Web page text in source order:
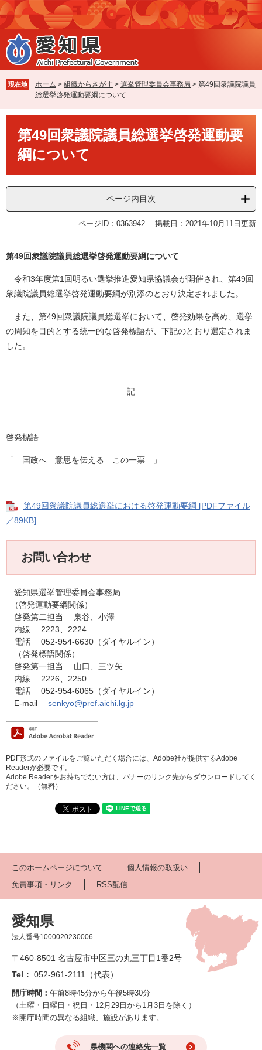
ペ
ー
ジ
の
先
で
す
メ
ニ
ュ
ー
を
ば
し
本
現在地 ホーム > 組織からさがす > 選挙管理委員会事務局 > 第49回衆議院議員
総選挙啓発運動要綱について
第49回衆議院議員総選挙啓発運動要
綱について
ページ内目次
ページID：0363942 掲載日：2021年10月11日更新
第49回衆議院議員総選挙啓発運動要綱について
令和3年度第1回明るい選挙推進愛知県協議会が開催され、第49回
衆議院議員総選挙啓発運動要綱が別添のとおり決定されました。
また、第49回衆議院議員総選挙において、啓発効果を高め、選挙
の周知を目的とする統一的な啓発標語が、下記のとおり選定されま
した。
記
啓発標語
「 国政へ 意思を伝える この一票 」
第49回衆議院議員総選挙における啓発運動要綱 [PDFファイル
／89KB]
お問い合わせ
愛知県選挙管理委員会事務局
（啓発運動要綱関係）
啓発第二担当 泉谷、小澤
内線 2223、2224
電話 052-954-6630（ダイヤルイン）
（啓発標語関係）
啓発第一担当 山口、三ツ矢
内線 2226、2250
電話 052-954-6065（ダイヤルイン）
E-mail senkyo@pref.aichi.lg.jp
PDF形式のファイルをご覧いただく場合には、Adobe社が提供するAdobe
Readerが必要です。
Adobe Readerをお持ちでない方は、バナーのリンク先からダウンロードしてく
ださい。（無料）
このホームページについて
個人情報の取扱い
免責事項・リンク
RSS配信
愛知県
法人番号1000020230006
〒460-8501 名古屋市中区三の丸三丁目1番2号
Tel： 052-961-2111（代表）
開庁時間： 午前8時45分から午後5時30分
（土曜・日曜日・祝日・12月29日から1月3日を除く）
※開庁時間の異なる組織、施設があります。
県機関への連絡先一覧